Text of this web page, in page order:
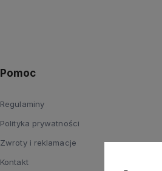
Pomoc
Regulaminy
Polityka prywatności
Zwroty i reklamacje
Kontakt